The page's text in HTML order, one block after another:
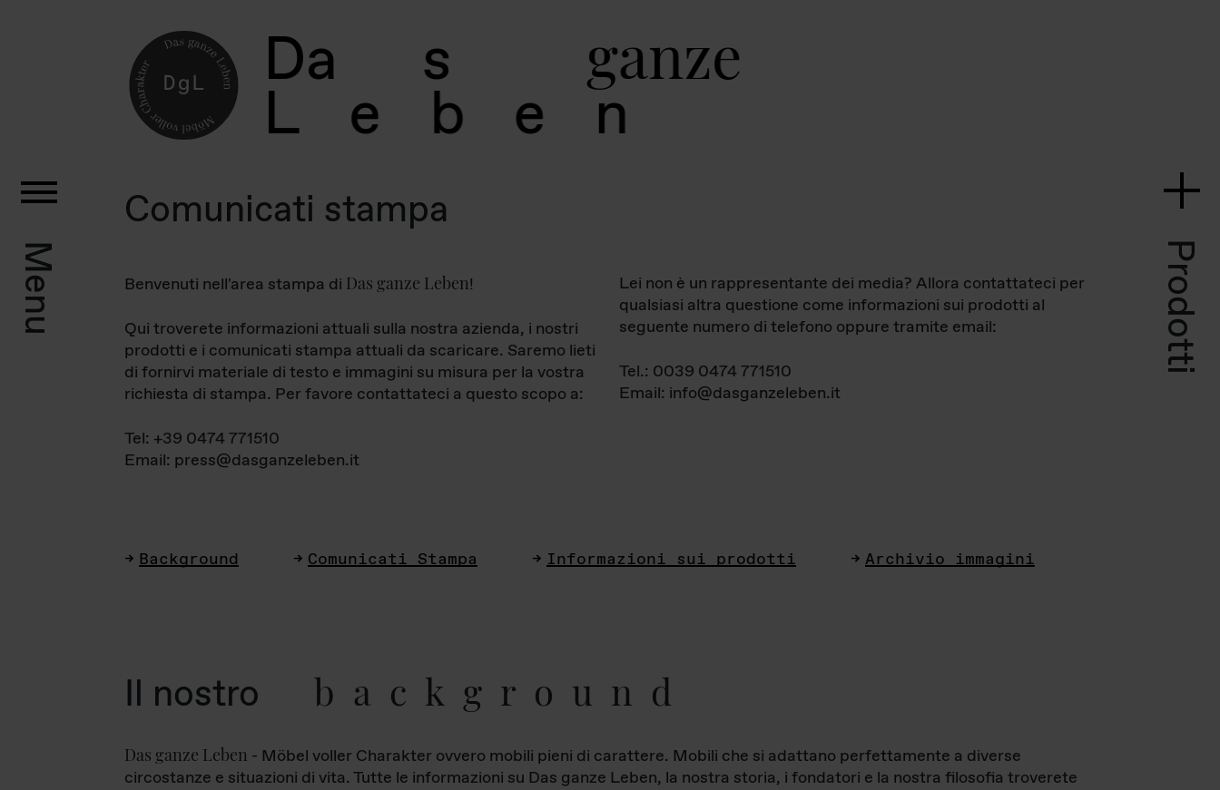
Da s ganz
L e b e
Menu Prodotti
Comunicati stampa
Benvenuti nell'area stampa di Das ganze Leben!
Qui troverete informazioni attuali sulla nostra azienda, i nostri
prodotti e i comunicati stampa attuali da scaricare. Saremo lieti
di fornirvi materiale di testo e immagini su misura per la vostra
richiesta di stampa. Per favore contattateci a questo scopo a:
Tel: +39 0474 771510
Email: press@dasganzeleben.it
Lei non è un rappresentante dei media? Allora contattateci per
qualsiasi altra questione come informazioni sui prodotti al
seguente numero di telefono oppure tramite email:
Tel.: 0039 0474 771510
Email: info@dasganzeleben.it
Background Comunicati Stampa Informazioni sui prodotti Archivio immagini
Il nostro background
Das ganze Leben - Möbel voller Charakter ovvero mobili pieni di carattere. Mobili che si adattano perfettamente a diverse
circostanze e situazioni di vita. Tutte le informazioni su Das ganze Leben, la nostra storia, i fondatori e la nostra filosofia troverete